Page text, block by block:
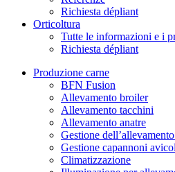
Richiesta dépliant
Orticoltura
Tutte le informazioni e i
Richiesta dépliant
Produzione carne
BFN Fusion
Allevamento broiler
Allevamento tacchini
Allevamento anatre
Gestione
Gestione capannoni
Climatizzazione